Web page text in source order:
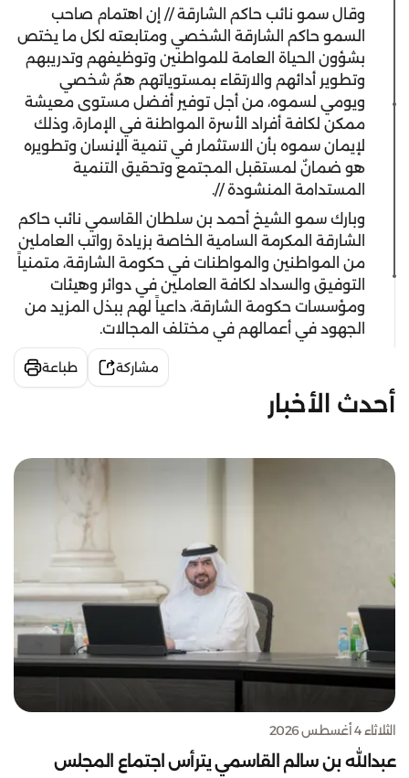
وقال سمو نائب حاكم الشارقة // إن اهتمام صاحب
السمو حاكم الشارقة الشخصي ومتابعته لكل ما يختص
بشؤون الحياة العامة للمواطنين وتوظيفهم وتدريبهم
وتطوير أدائهم والارتقاء بمستوياتهم همٌ شخصي
ويومي لسموه، من أجل توفير أفضل مستوى معيشة
ممكن لكافة أفراد الأسرة المواطنة في الإمارة، وذلك
لإيمان سموه بأن الاستثمار في تنمية الإنسان وتطويره
هو ضمانٌ لمستقبل المجتمع وتحقيق التنمية
المستدامة المنشودة //.
وبارك سمو الشيخ أحمد بن سلطان القاسمي نائب حاكم
الشارقة المكرمة السامية الخاصة بزيادة رواتب العاملين
من المواطنين والمواطنات في حكومة الشارقة، متمنياً
التوفيق والسداد لكافة العاملين في دوائر وهيئات
ومؤسسات حكومة الشارقة، داعياً لهم ببذل المزيد من
الجهود في أعمالهم في مختلف المجالات.
مشاركة طباعة
أحدث الأخبار
الثلاثاء 4 أغسطس 2026
عبدالله بن سالم القاسمي يترأس اجتماع المجلس